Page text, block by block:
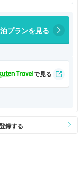
さっさとクラブラウン
。前は挨拶しにこなか
ってきて軽くお話をし
トリージェンシー東京
、それでも、混雑する
カテゴリーでも、悪く
念。とはいえ、ライテ
たしは東京だったらパ
こで利用価値大なのが
（不思議と空いている）
トの規約でポイント利用
プランを見る